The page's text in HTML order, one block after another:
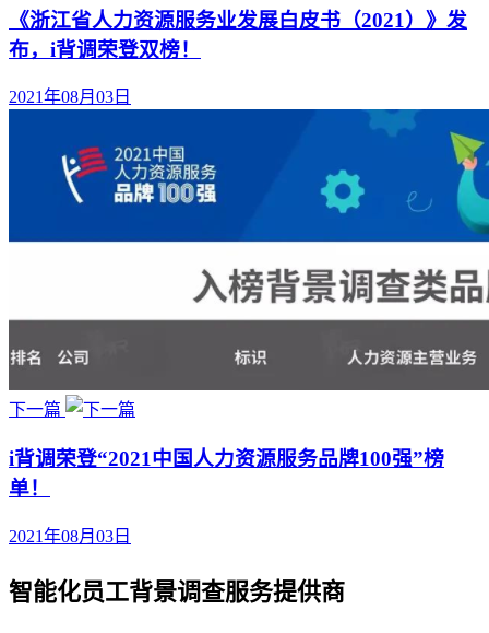
《浙江省人力资源服务业发展白皮书（2021）》发
布，i背调荣登双榜！
2021年08月03日
下一篇
i背调荣登“2021中国人力资源服务品牌100强”榜
单！
2021年08月03日
智能化员工背景调查服务提供商